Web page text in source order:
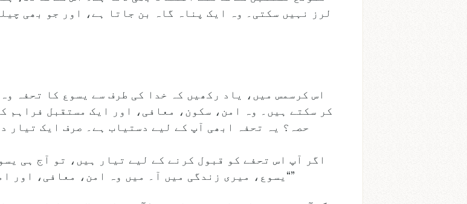
لرز نہیں سکتی۔ وہ ایک پناہ گاہ بن جاتا ہے، اور جو بھی
اس کرسمس میں، یاد رکھیں کہ خدا کی طرف سے یسوع کا تحفہ
کر سکتے ہیں۔ وہ امن، سکون، معافی، اور ایک مستقبل فراہم
حصہ؟ یہ تحفہ ابھی آپ کے لیے دستیاب ہے۔ صرف ایک تیار
اگر آپ اس تحفے کو قبول کرنے کے لیے تیار ہیں، تو آج ہی
“یسوع، میری زندگی میں آ۔ میں وہ امن، معافی، اور امید چاہتا ہوں جو صرف تم ہی دے سکتے ہو۔”